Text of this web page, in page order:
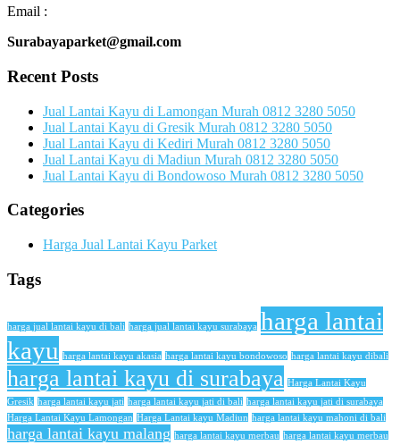
Email :
Surabayaparket@gmail.com
Recent Posts
Jual Lantai Kayu di Lamongan Murah 0812 3280 5050
Jual Lantai Kayu di Gresik Murah 0812 3280 5050
Jual Lantai Kayu di Kediri Murah 0812 3280 5050
Jual Lantai Kayu di Madiun Murah 0812 3280 5050
Jual Lantai Kayu di Bondowoso Murah 0812 3280 5050
Categories
Harga Jual Lantai Kayu Parket
Tags
harga jual lantai kayu di bali harga jual lantai kayu surabaya harga lantai
kayu harga lantai kayu akasia harga lantai kayu bondowoso harga lantai kayu dibali
harga lantai kayu di surabaya Harga Lantai Kayu
Gresik harga lantai kayu jati harga lantai kayu jati di bali harga lantai kayu jati di surabaya
Harga Lantai Kayu Lamongan Harga Lantai kayu Madiun harga lantai kayu mahoni di bali
harga lantai kayu malang harga lantai kayu merbau harga lantai kayu merbau